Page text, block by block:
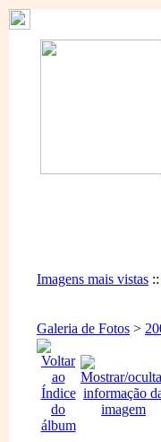
Imagens mais vistas ::
Galeria de Fotos >